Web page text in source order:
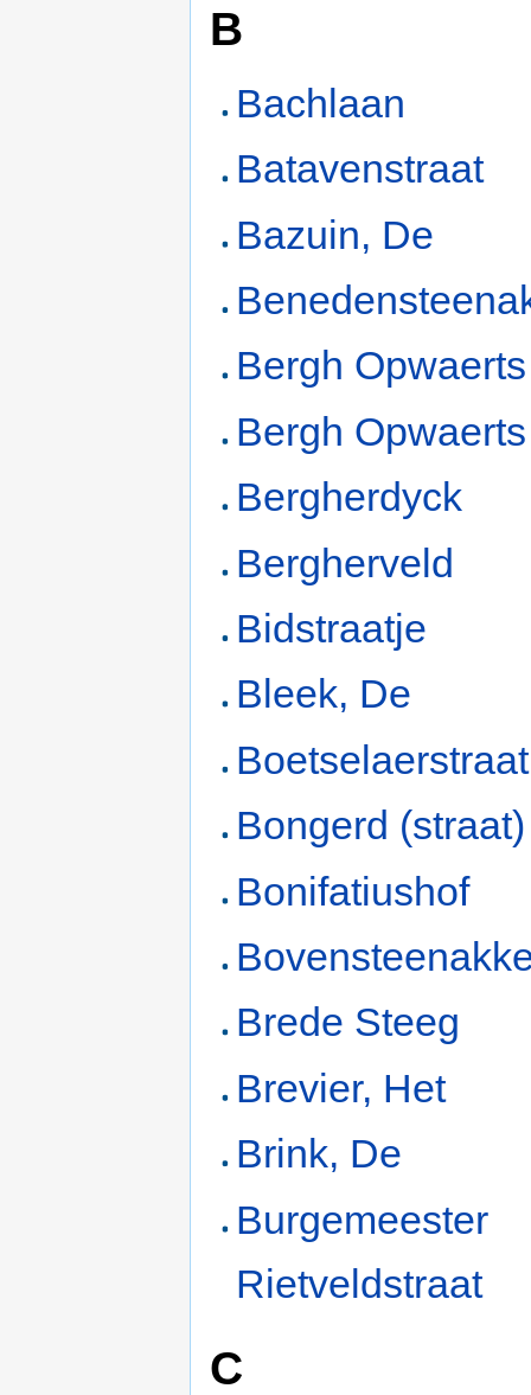
B
Bachlaan
Batavenstraat
Bazuin, De
Bergh Opwaerts
Bergh
Bergherdyck
Bergherveld
Bidstraatje
Bleek, De
Bongerd (straat)
Bonifatiushof
Brede Steeg
Brevier, Het
Brink, De
Burgemeester
Rietveldstraat
C